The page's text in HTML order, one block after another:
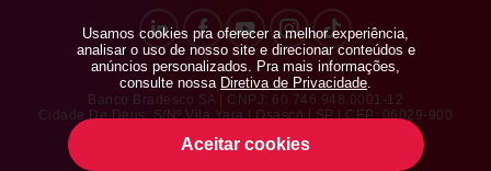
Banco Bradesco SA | CNPJ: 60.746.948.0001-12
Cidade De Deus, S/nº Vila Yara | Osasco | SP | CEP: 06029-900
Usamos cookies pra oferecer a melhor experiência,
analisar o uso de nosso site e direcionar conteúdos e
anúncios personalizados. Pra mais informações,
consulte nossa Diretiva de Privacidade.
Aceitar cookies